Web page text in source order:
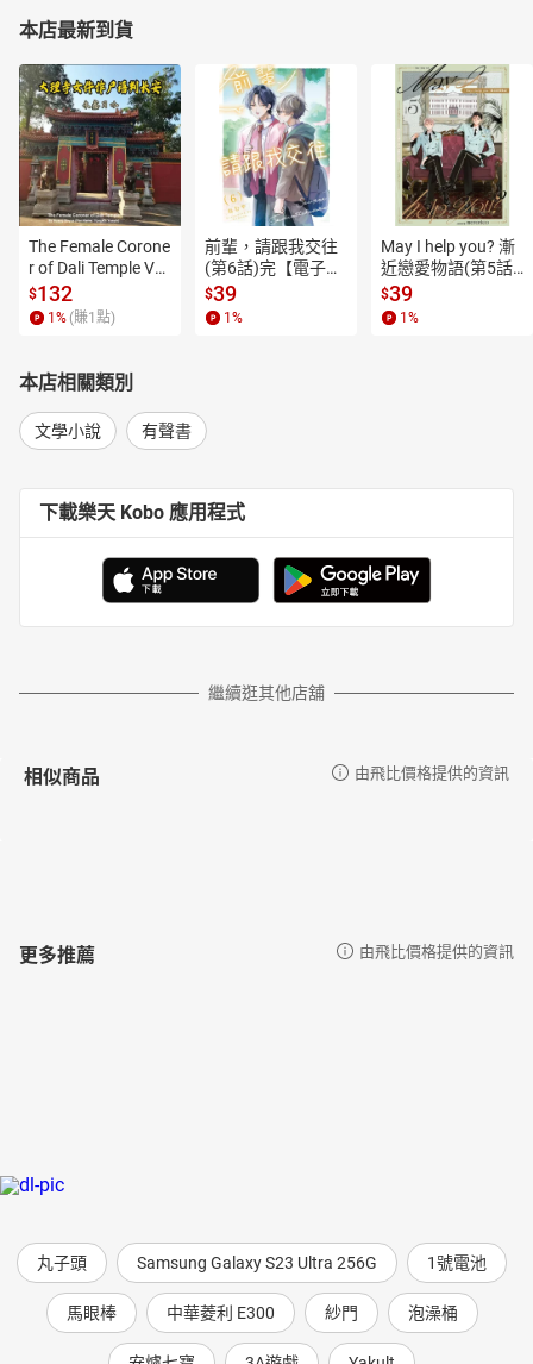
本店最新到貨
The Female Corone
r of Dali Temple Vo
l.6【有聲書】
$132
1 % (賺1 點)
前輩，請跟我交往
(第6話)完【電子
書】
$39
1 %
May I help you? 漸
近戀愛物語(第5話)
【電子書】
$39
1 %
本店相關類別
文學小說 有聲書
下載樂天 Kobo 應用程式
繼續逛其他店舖
相似商品 由飛比價格提供的資訊
更多推薦 由飛比價格提供的資訊
丸子頭 Samsung Galaxy S23 Ultra 256G 1號電池
馬眼棒 中華菱利 E300 紗門 泡澡桶